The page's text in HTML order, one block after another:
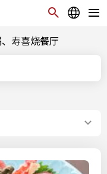
寿喜烧餐厅